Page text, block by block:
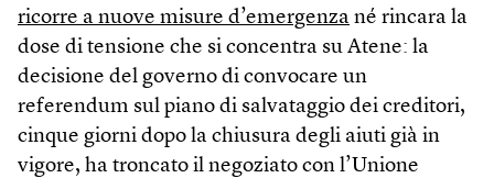
ricorre a nuove misure d’emergenza né rincara la
dose di tensione che si concentra su Atene: la
decisione del governo di convocare un
referendum sul piano di salvataggio dei creditori,
cinque giorni dopo la chiusura degli aiuti già in
vigore, ha troncato il negoziato con l’Unione